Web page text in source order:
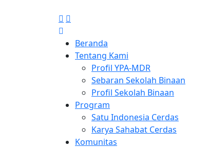
Beranda
Tentang Kami
Profil YPA-MDR
Sebaran Sekolah Binaan
Profil Sekolah Binaan
Program
Satu Indonesia Cerdas
Karya Sahabat Cerdas
Komunitas